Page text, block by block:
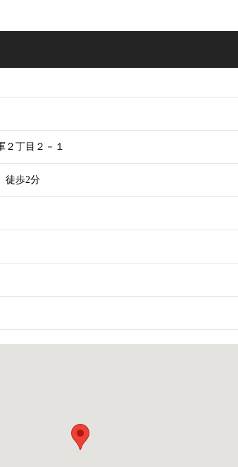
２丁目２－１
歩2分